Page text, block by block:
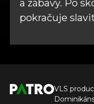
a zábavy. Po
pokračuje
VLS